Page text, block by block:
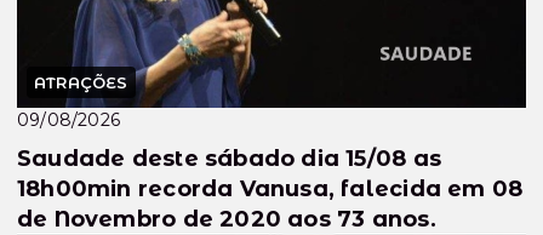
ATRAÇÕES
09/08/2026
Saudade deste sábado dia 15/08 as
18h00min recorda Vanusa, falecida em 08
de Novembro de 2020 aos 73 anos.